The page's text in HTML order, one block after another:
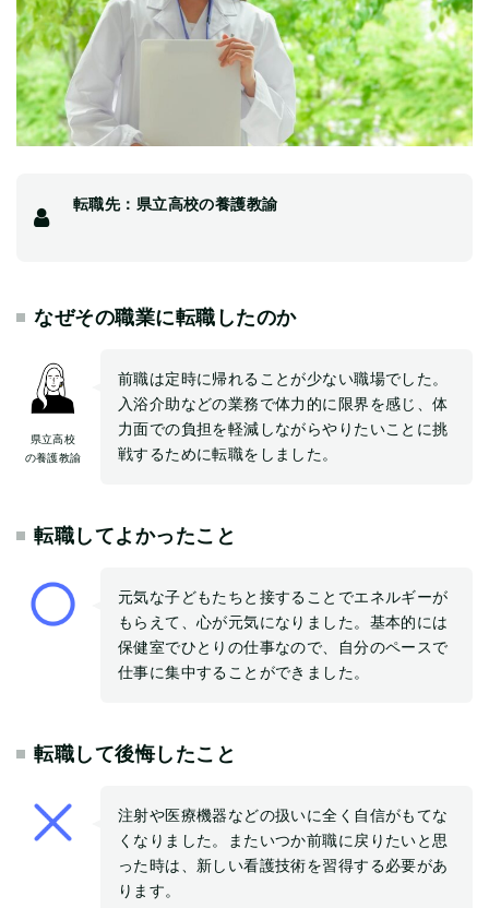
転職先：県立高校の養護教諭
なぜその職業に転職したのか
県立高校
の養護教諭
前職は定時に帰れることが少ない職場でした。
入浴介助などの業務で体力的に限界を感じ、体
力面での負担を軽減しながらやりたいことに挑
戦するために転職をしました。
転職してよかったこと
元気な子どもたちと接することでエネルギーが
もらえて、心が元気になりました。基本的には
保健室でひとりの仕事なので、自分のペースで
仕事に集中することができました。
転職して後悔したこと
注射や医療機器などの扱いに全く自信がもてな
くなりました。またいつか前職に戻りたいと思
った時は、新しい看護技術を習得する必要があ
ります。